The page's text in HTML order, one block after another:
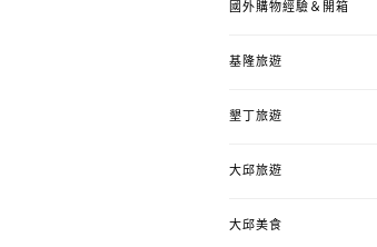
國外購物經驗＆開箱
基隆旅遊
墾丁旅遊
大邱旅遊
大邱美食